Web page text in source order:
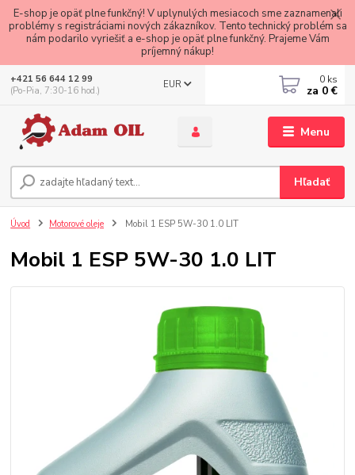
E-shop je opäť plne funkčný! V uplynulých mesiacoch sme zaznamenali
problémy s registráciami nových zákazníkov. Tento technický problém sa
nám podarilo vyriešiť a e-shop je opäť plne funkčný. Prajeme Vám
príjemný nákup!
Menu
EUR
Hľadať
+421 56 644 12 99
(Po-Pia, 7:30-16 hod.)
0 ks
za 0 €
Úvod Motorové oleje Mobil 1 ESP 5W-30 1.0 LIT
Mobil 1 ESP 5W-30 1.0 LIT